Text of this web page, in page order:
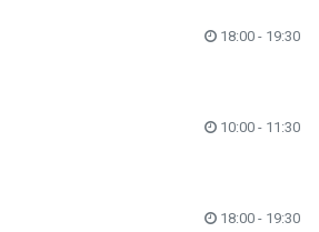
18:00 - 19:30
10:00 - 11:30
18:00 - 19:30